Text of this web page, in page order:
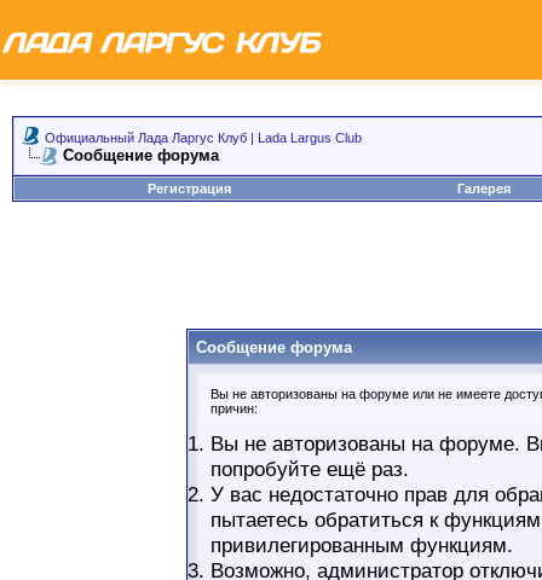
Официальный Лада Ларгус Клуб | Lada Largus Club
Сообщение форума
Регистрация Галерея
Сообщение форума
Вы не авторизованы на форуме или не имеете
причин:
Вы не авторизованы на форуме.
попробуйте ещё раз.
У вас недостаточно прав для
пытаетесь обратиться к
привилегированным функциям.
Возможно, администратор